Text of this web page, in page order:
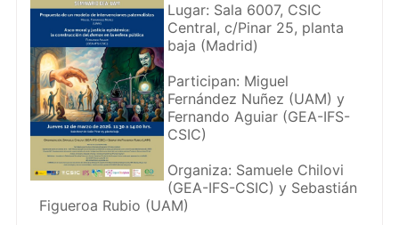
Lugar: Sala 6007, CSIC
Central, c/Pinar 25, planta
baja (Madrid)
Participan: Miguel
Fernández Nuñez (UAM) y
Fernando Aguiar (GEA-IFS-
CSIC)
Organiza: Samuele Chilovi
(GEA-IFS-CSIC) y Sebastián
Figueroa Rubio (UAM)